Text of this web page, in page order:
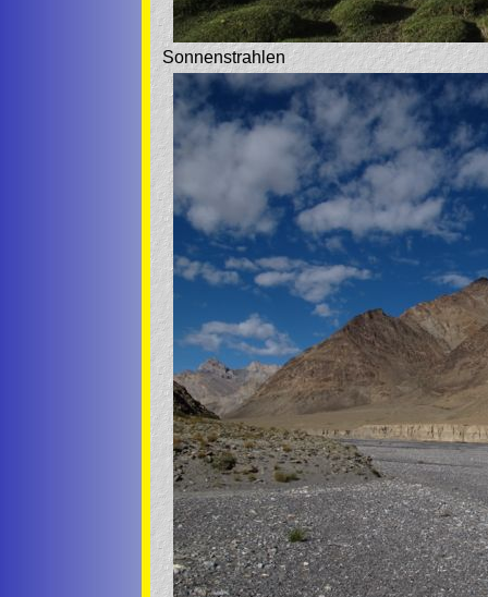
Sonnenstrahlen